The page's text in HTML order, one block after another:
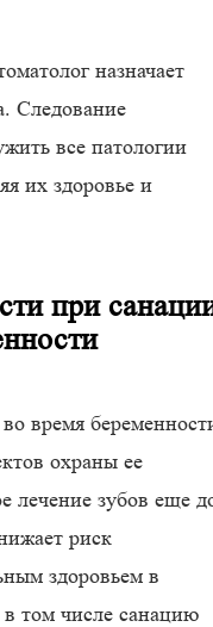
назначает
Следование
все патологии
их здоровье и
при
время
охраны ее
лечение зубов еще
риск
здоровьем в
том числе санацию